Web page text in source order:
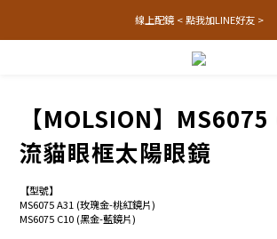
線上配鏡 < 點我加LINE好友 >
【MOLSION】
流貓眼框太陽眼鏡
【型號】
MS6075 A31 (玫瑰金-桃紅鏡片)
MS6075 C10 (黑金-藍鏡片)